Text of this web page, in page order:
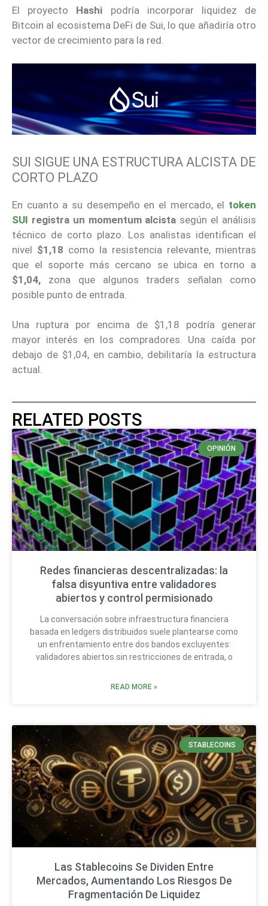
El proyecto Hashi podría incorporar liquidez de
Bitcoin al ecosistema DeFi de Sui, lo que añadiría otro
vector de crecimiento para la red.
SUI SIGUE UNA ESTRUCTURA ALCISTA DE
CORTO PLAZO
En cuanto a su desempeño en el mercado, el token
SUI registra un momentum alcista según el análisis
técnico de corto plazo. Los analistas identifican el
nivel $1,18 como la resistencia relevante, mientras
que el soporte más cercano se ubica en torno a
$1,04, zona que algunos traders señalan como
posible punto de entrada.
Una ruptura por encima de $1,18 podría generar
mayor interés en los compradores. Una caída por
debajo de $1,04, en cambio, debilitaría la estructura
actual.
RELATED POSTS
OPINIÓN
Redes financieras descentralizadas: la
falsa disyuntiva entre validadores
abiertos y control permisionado
La conversación sobre infraestructura financiera
basada en ledgers distribuidos suele plantearse como
un enfrentamiento entre dos bandos excluyentes:
validadores abiertos sin restricciones de entrada, o
READ MORE »
STABLECOINS
Las Stablecoins Se Dividen Entre
Mercados, Aumentando Los Riesgos De
Fragmentación De Liquidez